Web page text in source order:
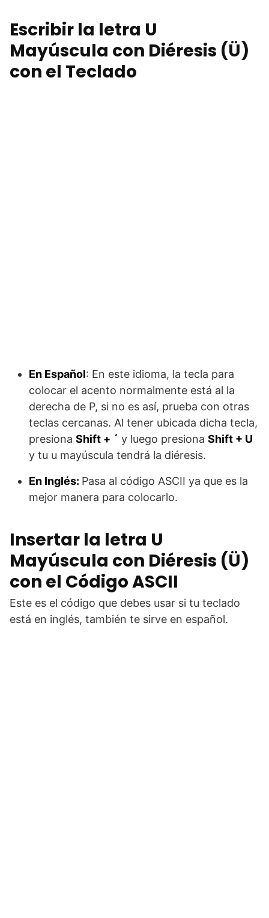
Escribir la letra U
Mayúscula con Diéresis (Ü)
con el Teclado
En Español: En este idioma, la tecla para
colocar el acento normalmente está al la
derecha de P, si no es así, prueba con otras
teclas cercanas. Al tener ubicada dicha tecla,
presiona Shift + ´ y luego presiona Shift + U
y tu u mayúscula tendrá la diéresis.
En Inglés: Pasa al código ASCII ya que es la
mejor manera para colocarlo.
Insertar la letra U
Mayúscula con Diéresis (Ü)
con el Código ASCII
Este es el código que debes usar si tu teclado
está en inglés, también te sirve en español.